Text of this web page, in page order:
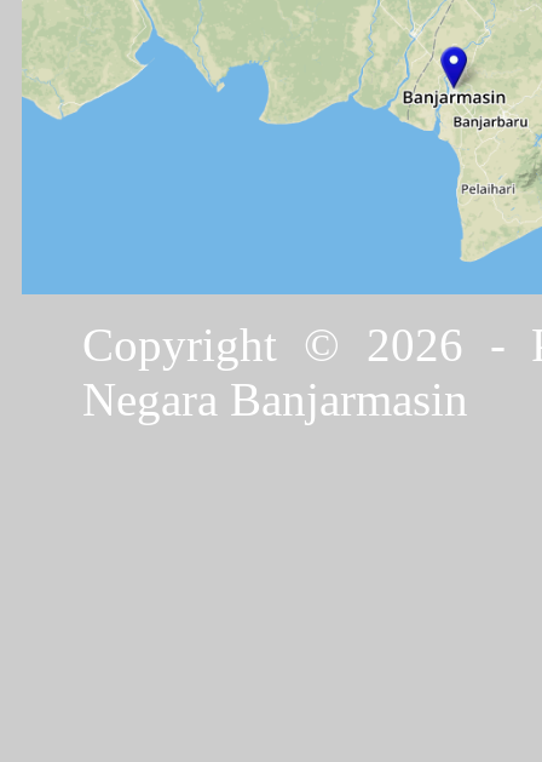
Copyright © 2026 -
Negara Banjarmasin